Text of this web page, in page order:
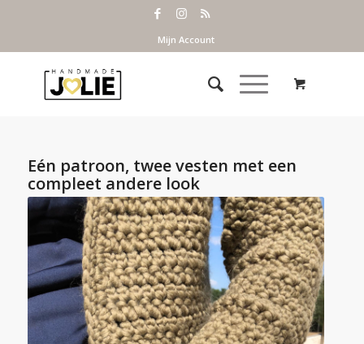
Mijn Account
Eén patroon, twee vesten met een
compleet andere look